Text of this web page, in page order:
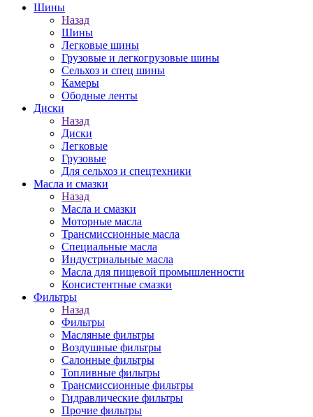
Шины
Назад
Шины
Легковые шины
Грузовые и легкогрузовые шины
Сельхоз и спец шины
Камеры
Ободные ленты
Диски
Назад
Диски
Легковые
Грузовые
Для сельхоз и спецтехники
Масла и смазки
Назад
Масла и смазки
Моторные масла
Трансмиссионные масла
Специальные масла
Индустриальные масла
Масла для пищевой промышленности
Консистентные смазки
Фильтры
Назад
Фильтры
Масляные фильтры
Воздушные фильтры
Салонные фильтры
Топливные фильтры
Трансмиссионные фильтры
Гидравлические фильтры
Прочие фильтры